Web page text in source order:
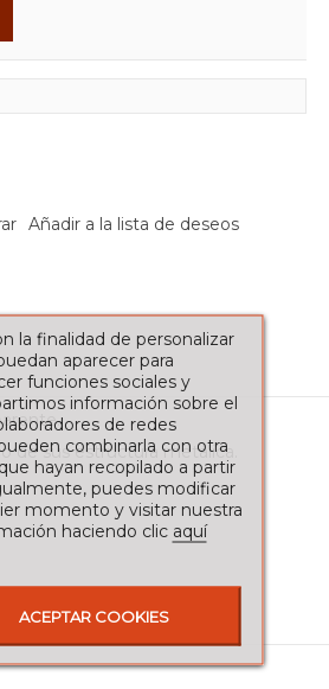
Añadir a la lista de deseos
de sus estructura metálica.
la finalidad de personalizar
aparecer para
funciones sociales y
información sobre el
de redes
combinarla con otra
hayan recopilado a partir
puedes modificar
momento y visitar nuestra
haciendo clic aquí
ACEPTAR COOKIES